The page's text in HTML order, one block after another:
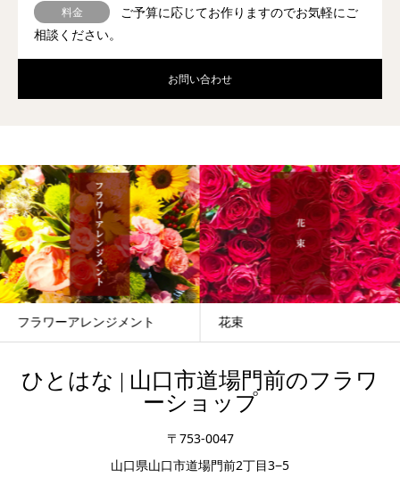
料金
ご予算に応じてお作りますのでお気軽にご
相談ください。
お問い合わせ
フラワーアレンジメント 花束
ひとはな | 山口市道場門前のフラワ
ーショップ
〒753-0047
山口県山口市道場門前2丁目3−5